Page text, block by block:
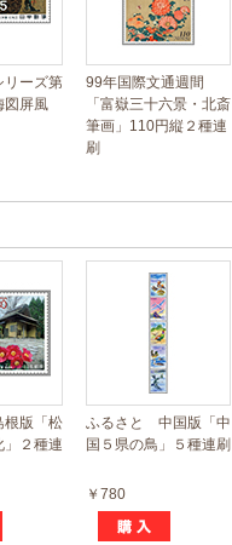
リーズ第
図屏風
99年国際文通週間
「富嶽三十六景・北斎
筆画」110円縦２種連
刷
版「松
」２種連
ふるさと 中国版「中
国５県の鳥」５種連刷
￥780